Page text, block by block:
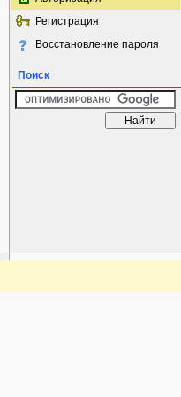
Регистрация
Восстановление пароля
Поиск